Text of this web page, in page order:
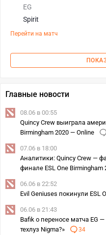
EG
Spirit
Перейти на матч
Главные новости
08.06 в 00:55
Quincy Crew выиграла
Birmingham 2020 — Online
07.06 в 18:00
Аналитики: Quincy Crew —
финале ESL One Birmingham
06.06 в 22:52
Evil Geniuses покинули ESL
06.06 в 21:43
Bafik о переносе матча EG —
техлуз Nigma?»
34